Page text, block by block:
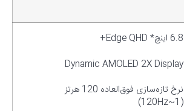
6.8 اینچ* Edge QHD+
Dynamic AMOLED 2X Display
نرخ تازه‌سازی فوق‌العاده 120 هرتز
(1~120Hz)